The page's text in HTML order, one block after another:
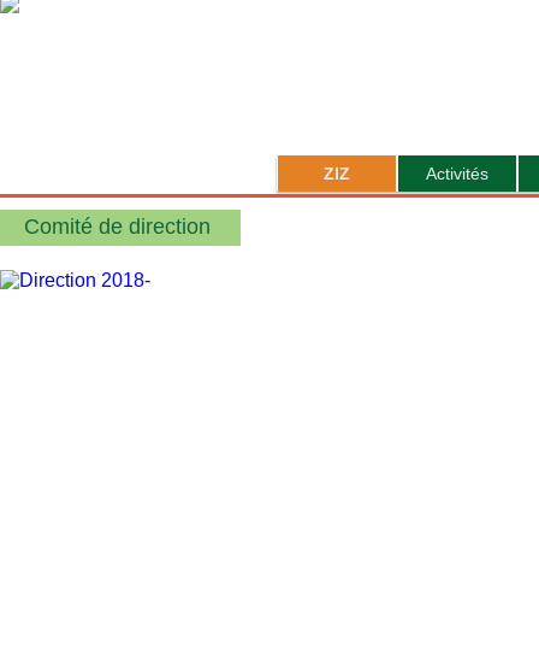
ZIZ Activités
Comité de direction